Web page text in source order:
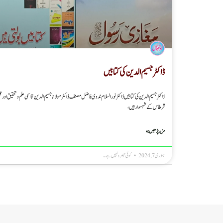
ڈاکٹر جسیم الدین کی کتابیں
ڈاکٹر جسیم الدین کی کتابیں ڈاکٹر نورالسلام ندوی فاضل مصنف ڈاکٹر مولانا جسیم الدین قاسمی علم و تحقیق اور
قرطاس کے شہسوار ہیں،
مزید پڑھیں »
جنوری 7, 2024 کوئی تبصرہ نہیں ہے۔